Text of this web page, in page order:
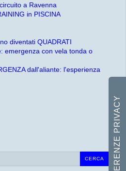
CERCA
a Ravenna
in PISCINA
diventati QUADRATI
emergenza con vela tonda o
dall'aliante: l'esperienza